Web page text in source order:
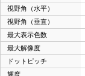
視野角（水平）
視野角（垂直）
最大表示色数
最大解像度
ドットピッチ
輝度